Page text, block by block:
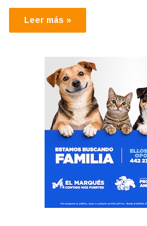
Leer más »